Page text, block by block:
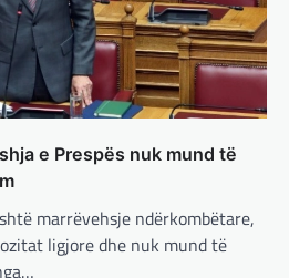
e Prespës nuk mund të
marrëvehsje ndërkombëtare,
ligjore dhe nuk mund të
i Ukrainës thotë se vendi i tij
i vendosur të vazhdojë
e saj me Shtetet e…
,MË TË FUNDIT,RAJONI,
Izraeli nuk do të gjejë
themelimin e shtetit
March 4, 2025
turk, Recep Tayyip Erdogan, ka